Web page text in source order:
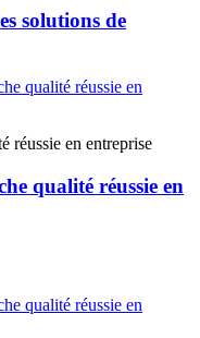
solutions de
réussie en entreprise
qualité réussie en